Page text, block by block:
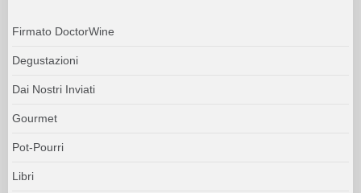
Firmato DoctorWine
Degustazioni
Dai Nostri Inviati
Gourmet
Pot-Pourri
Libri